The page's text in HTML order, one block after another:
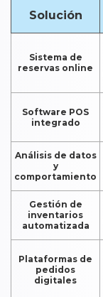
Solución
Sistema de
reservas online
Software POS
integrado
Análisis de datos
y
comportamiento
Gestión de
inventarios
automatizada
Plataformas de
pedidos
digitales